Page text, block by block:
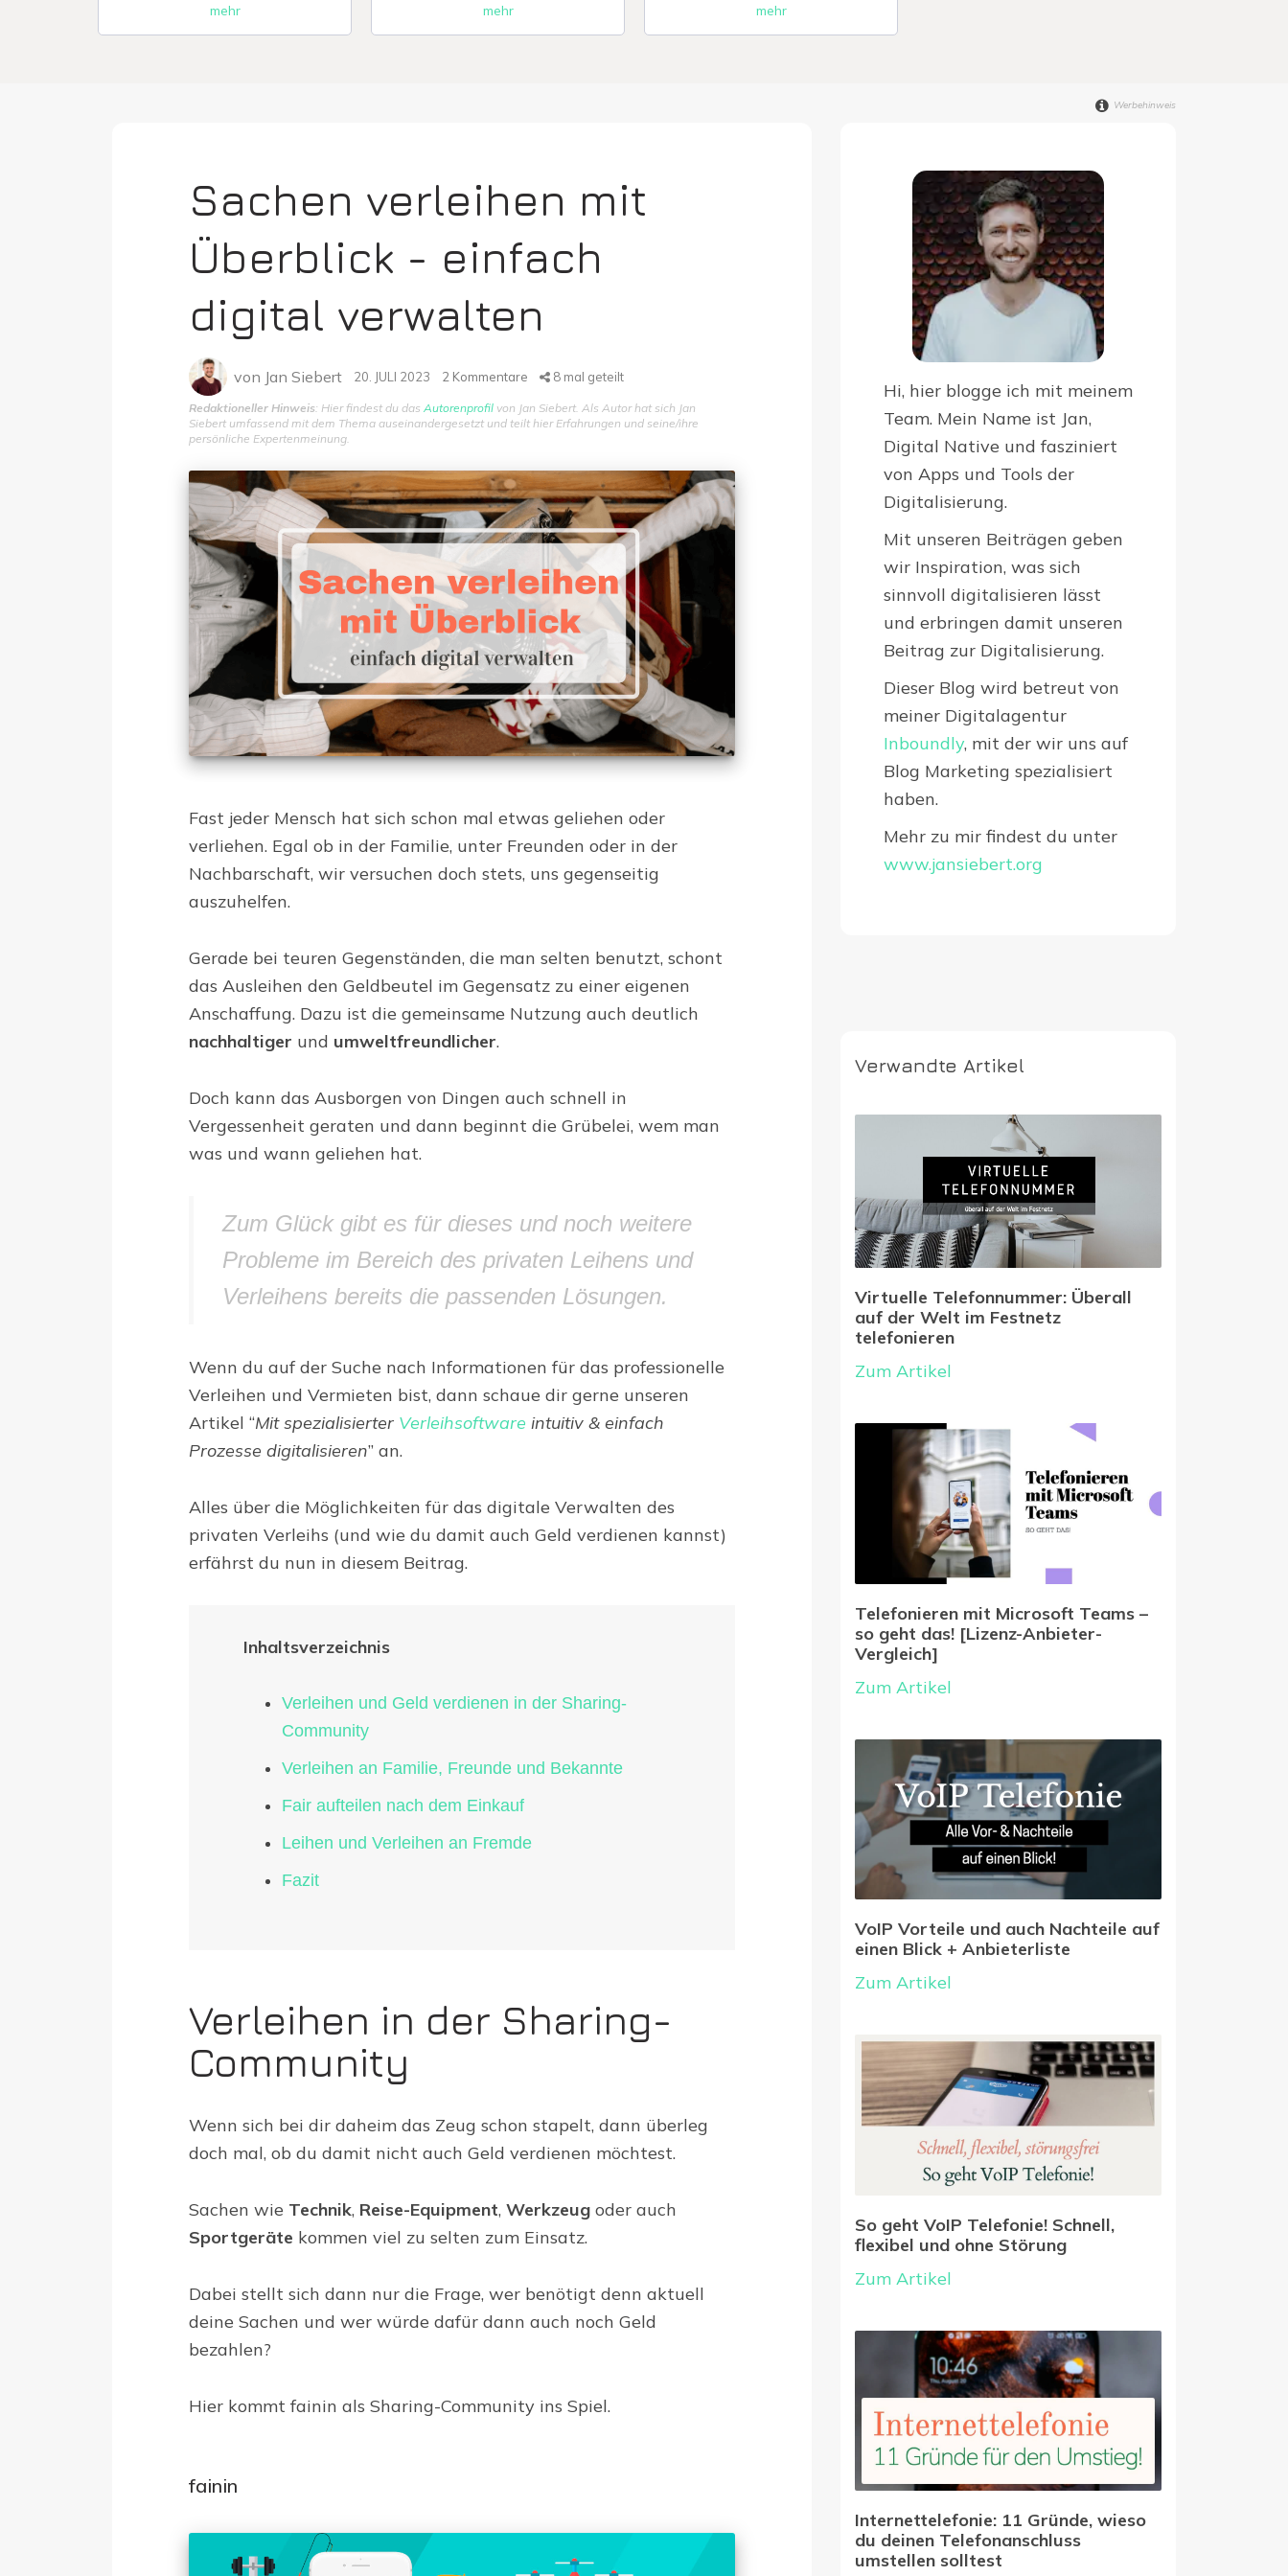
mehr mehr mehr
Werbehinweis
Sachen verleihen mit
Überblick - einfach
digital verwalten
von Jan Siebert 20. JULI 2023 2 Kommentare 8mal geteilt
Redaktioneller Hinweis: Hier findest du das Autorenprofil von Jan Siebert. Als Autor hat sich Jan
Siebert umfassend mit dem Thema auseinandergesetzt und teilt hier Erfahrungen und seine/ihre
persönliche Expertenmeinung.
Fast jeder Mensch hat sich schon mal etwas geliehen oder
verliehen. Egal ob in der Familie, unter Freunden oder in der
Nachbarschaft, wir versuchen doch stets, uns gegenseitig
auszuhelfen.
Gerade bei teuren Gegenständen, die man selten benutzt, schont
das Ausleihen den Geldbeutel im Gegensatz zu einer eigenen
Anschaffung. Dazu ist die gemeinsame Nutzung auch deutlich
nachhaltiger und umweltfreundlicher.
Doch kann das Ausborgen von Dingen auch schnell in
Vergessenheit geraten und dann beginnt die Grübelei, wem man
was und wann geliehen hat.
Zum Glück gibt es für dieses und noch weitere
Probleme im Bereich des privaten Leihens und
Verleihens bereits die passenden Lösungen.
Wenn du auf der Suche nach Informationen für das professionelle
Verleihen und Vermieten bist, dann schaue dir gerne unseren
Artikel “Mit spezialisierter Verleihsoftware intuitiv & einfach
Prozesse digitalisieren” an.
Alles über die Möglichkeiten für das digitale Verwalten des
privaten Verleihs (und wie du damit auch Geld verdienen kannst)
erfährst du nun in diesem Beitrag.
Inhaltsverzeichnis
Verleihen und Geld verdienen in der Sharing-
Community
Verleihen an Familie, Freunde und Bekannte
Fair aufteilen nach dem Einkauf
Leihen und Verleihen an Fremde
Fazit
Verleihen in der Sharing-
Community
Wenn sich bei dir daheim das Zeug schon stapelt, dann überleg
doch mal, ob du damit nicht auch Geld verdienen möchtest.
Sachen wie Technik, Reise-Equipment, Werkzeug oder auch
Sportgeräte kommen viel zu selten zum Einsatz.
Dabei stellt sich dann nur die Frage, wer benötigt denn aktuell
deine Sachen und wer würde dafür dann auch noch Geld
bezahlen?
Hier kommt fainin als Sharing-Community ins Spiel.
fainin
Hi, hier blogge ich mit meinem
Team. Mein Name ist Jan,
Digital Native und fasziniert
von Apps und Tools der
Digitalisierung.
Mit unseren Beiträgen geben
wir Inspiration, was sich
sinnvoll digitalisieren lässt
und erbringen damit unseren
Beitrag zur Digitalisierung.
Dieser Blog wird betreut von
meiner Digitalagentur
Inboundly, mit der wir uns auf
Blog Marketing spezialisiert
haben.
Mehr zu mir findest du unter
www.jansiebert.org
Verwandte Artikel
Virtuelle Telefonnummer: Überall
auf der Welt im Festnetz
telefonieren
Zum Artikel
Telefonieren mit Microsoft Teams –
so geht das! [Lizenz-Anbieter-
Vergleich]
Zum Artikel
VoIP Vorteile und auch Nachteile auf
einen Blick + Anbieterliste
Zum Artikel
So geht VoIP Telefonie! Schnell,
flexibel und ohne Störung
Zum Artikel
Internettelefonie: 11 Gründe, wieso
du deinen Telefonanschluss
umstellen solltest